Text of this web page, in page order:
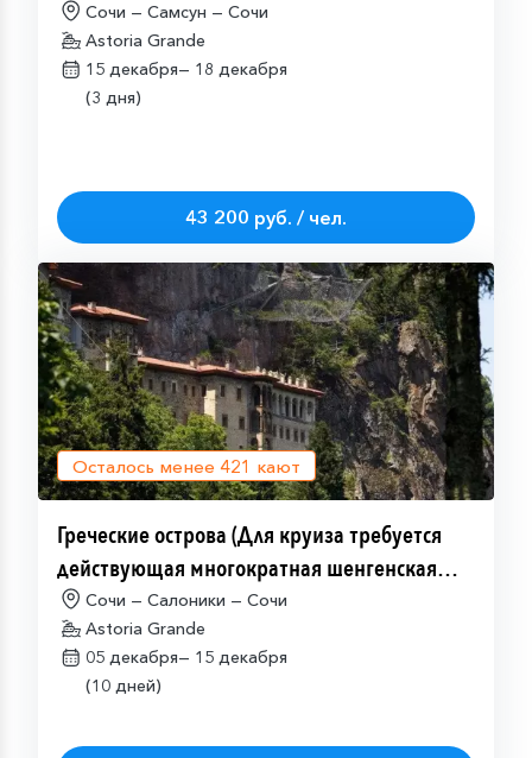
Сочи — Самсун — Сочи
Astoria Grande
15 декабря— 18 декабря
(3 дня)
43 200 руб. / чел.
Осталось менее 421 кают
Греческие острова (Для круиза требуется
действующая многократная шенгенская
виза)Сочи — Салоники — Сочи
Astoria Grande
05 декабря— 15 декабря
(10 дней)